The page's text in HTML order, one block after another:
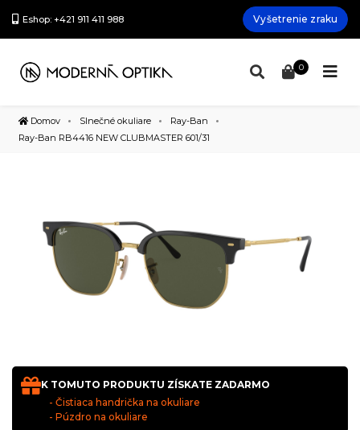
Eshop: +421 911 411 988 Vyšetrenie zraku
0
Domov Slnečné okuliare
Ray-Ban
Ray-Ban RB4416 NEW CLUBMASTER 601/31
K TOMUTO PRODUKTU ZÍSKATE ZADARMO
- Čistiaca handrička na okuliare
- Púzdro na okuliare